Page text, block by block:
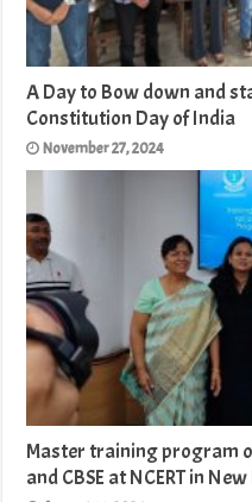
A Day to Bow down and
Constitution Day of India
November 27, 2024
Master training program
and CBSE at NCERT in